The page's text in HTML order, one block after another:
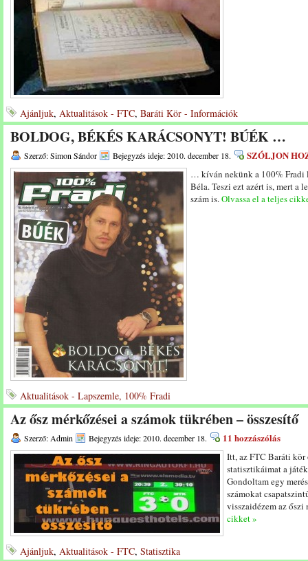
Ajánljuk, Aktualitások - FTC, Baráti Kör - Információk
BOLDOG, BÉKÉS KARÁCSONYT! BÚÉK …
Szerző: Simon Sándor Bejegyzés ideje: 2010. december 18. SZÓLJON
… kíván nekünk a 100% Fradi
Béla. Teszi ezt azért is, mert a
szám is.Olvassa el a teljes
Aktualitások - Lapszemle, 100% Fradi
Az ősz mérkőzései a számok tükrében – összesítő
Szerző: Admin Bejegyzés ideje: 2010. december 18. 11 hozzászólás
Itt, az FTC Baráti
statisztikáimat a
Gondoltam egy
számokat
visszaidézem az
cikket »
Ajánljuk, Aktualitások - FTC, Statisztika